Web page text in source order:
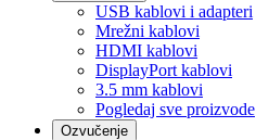
USB kablovi i adapteri
Mrežni kablovi
HDMI kablovi
DisplayPort kablovi
3.5 mm kablovi
Pogledaj sve proizvode
Ozvučenje